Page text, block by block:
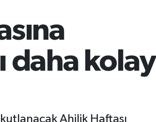
daha kolay
Ahilik Haftası